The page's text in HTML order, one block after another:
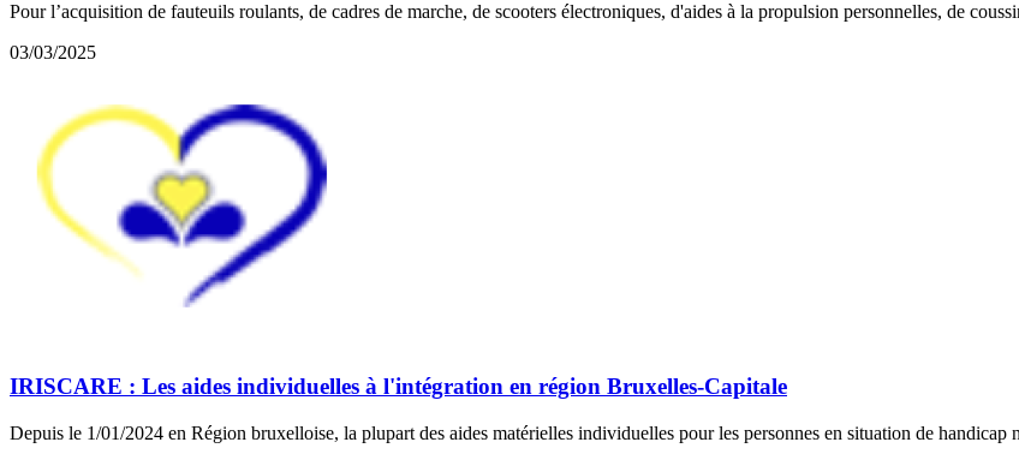
Pour l’acquisition de fauteuils roulants, de cadres de marche, de scooters électroniques, d'aides à la propulsion personnelles, de
03/03/2025
IRISCARE : Les aides individuelles à l'intégration en région Bruxelles-Capitale
Depuis le 1/01/2024 en Région bruxelloise, la plupart des aides matérielles individuelles pour les personnes en situation de